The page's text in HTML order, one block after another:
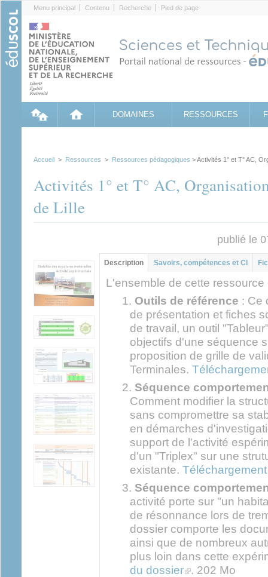
Menu principal Contenu Recherche Pied de page
DOMAINES RESSOURCES
Accueil > Ressources > Ressources pédagogiques > Activités 1° et T° AC,
Activités 1° et T° AC,
de Lille
publié le
Contenu principal
Description (onglet
actif)
Savoirs, compétences et CI
L'ensemble de cette
Outils de référence : Ce
de présentation et fiches
de travail, un outil
objectifs d'une séquence
proposition de grille de
Terminales.
Séquence
Comment modifier la
sans compromettre sa
en démarches
support de l'activité
d'un "Triplex" sur une
existante.
Séquence
activité porte sur "un
de résonnance lors de
dossier comporte les
ainsi que de nombreux
plus loin dans cette
du dossier(link is external)
. 202 Mo